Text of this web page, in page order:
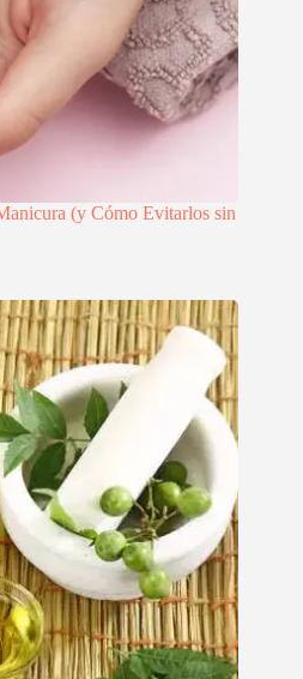
(y Cómo Evitarlos sin